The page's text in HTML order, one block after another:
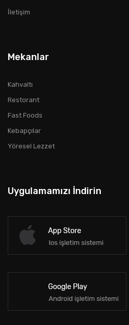
İletişim
Mekanlar
Kahvaltı
Restorant
Fast Foods
Kebapçılar
Yöresel Lezzet
Uygulamamızı İndirin